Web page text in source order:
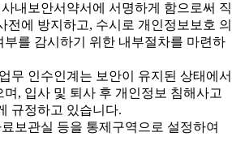
내보안서약서에 서명하게 함으로써 직
전에 방지하고, 수시로 개인정보보호 의
를 감시하기 위한 내부절차를 마련하
무 인수인계는 보안이 유지된 상태에서
, 입사 및 퇴사 후 개인정보 침해사고
규정하고 있습니다.
보관실 등을 통제구역으로 설정하여